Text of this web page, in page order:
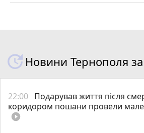
Новини Тернополя за
22:00 Подарував життя після
коридором пошани провели
play_circle_filled